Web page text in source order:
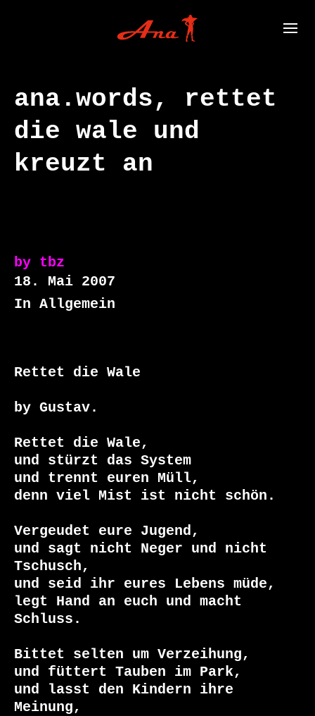
ana.words, rettet
die wale und
kreuzt an
by tbz
18. Mai 2007
In Allgemein
Rettet die Wale
by Gustav.
Rettet die Wale,
und stürzt das System
und trennt euren Müll,
denn viel Mist ist nicht schön.
Vergeudet eure Jugend,
und sagt nicht Neger und nicht
Tschusch,
und seid ihr eures Lebens müde,
legt Hand an euch und macht
Schluss.
Bittet selten um Verzeihung,
und füttert Tauben im Park,
und lasst den Kindern ihre
Meinung,